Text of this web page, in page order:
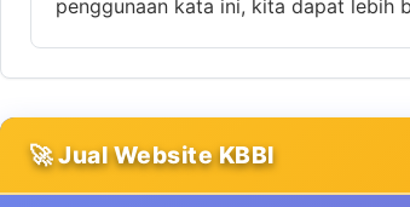
penggunaan kata ini, kita dapat lebih
🚀 Jual Website KBBI